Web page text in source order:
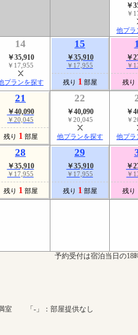
￥
￥
他プラ
14
￥35,910
￥17,955
プランを探す
15
￥35,910
￥17,955
残り 1 部屋
￥
￥
残り
21
￥40,090
￥20,045
残り 1 部屋
22
￥40,090
￥20,045
他プランを探す
￥
￥
他プラ
28
￥35,910
￥17,955
残り 1 部屋
29
￥35,910
￥17,955
残り 1 部屋
￥
￥
残り
予約受付は宿泊当日の18
室 「-」：部屋提供なし